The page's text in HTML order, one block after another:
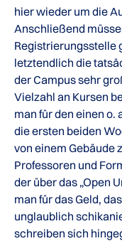
hier wieder um die
Anschließend
Registrierungsstelle
letztendlich die
der Campus sehr
Vielzahl an Kursen
man für den einen
die ersten beiden
von einem Gebäude
Professoren und
der über das „Open
man für das Geld,
unglaublich
schreiben sich